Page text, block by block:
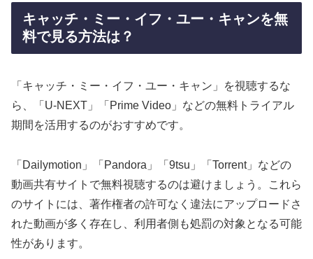
キャッチ・ミー・イフ・ユー・キャンを無
料で見る方法は？
「キャッチ・ミー・イフ・ユー・キャン」を視聴するな
ら、「U-NEXT」「Prime Video」などの無料トライアル
期間を活用するのがおすすめです。
「Dailymotion」「Pandora」「9tsu」「Torrent」などの
動画共有サイトで無料視聴するのは避けましょう。これら
のサイトには、著作権者の許可なく違法にアップロードさ
れた動画が多く存在し、利用者側も処罰の対象となる可能
性があります。